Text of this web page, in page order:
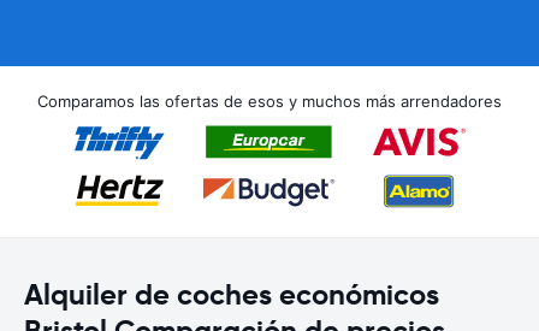
Comparamos las ofertas de esos y muchos más arrendadores
Alquiler de coches económicos